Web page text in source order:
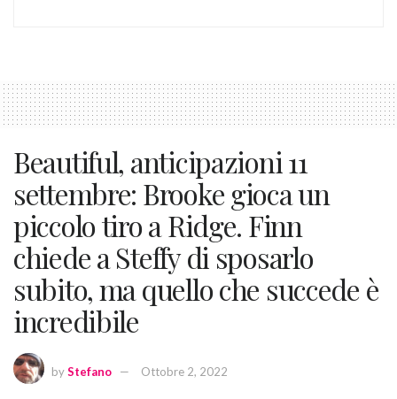
Beautiful, anticipazioni 11
settembre: Brooke gioca un
piccolo tiro a Ridge. Finn
chiede a Steffy di sposarlo
subito, ma quello che succede è
incredibile
byStefano Ottobre 2, 2022